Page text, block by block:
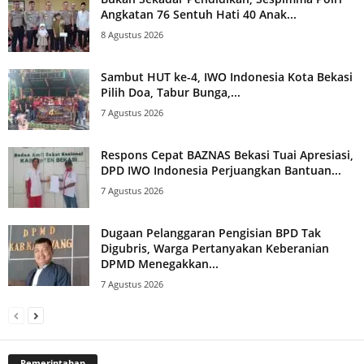
Angkatan 76 Sentuh Hati 40 Anak...
8 Agustus 2026
Sambut HUT ke-4, IWO Indonesia Kota Bekasi
Pilih Doa, Tabur Bunga,...
7 Agustus 2026
Respons Cepat BAZNAS Bekasi Tuai Apresiasi,
DPD IWO Indonesia Perjuangkan Bantuan...
7 Agustus 2026
Dugaan Pelanggaran Pengisian BPD Tak
Digubris, Warga Pertanyakan Keberanian
DPMD Menegakkan...
7 Agustus 2026